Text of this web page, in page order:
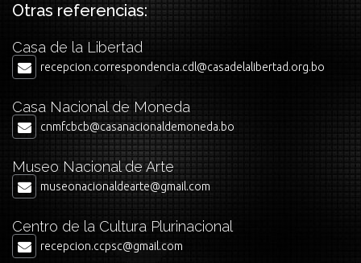
Otras referencias:
Casa de la Libertad
recepcion.correspondencia.cdl@casadelalibertad.org.bo
Casa Nacional de Moneda
cnmfcbcb@casanacionaldemoneda.bo
Museo Nacional de Arte
museonacionaldearte@gmail.com
Centro de la Cultura Plurinacional
recepcion.ccpsc@gmail.com